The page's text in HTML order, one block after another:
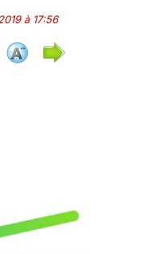
à 17:56